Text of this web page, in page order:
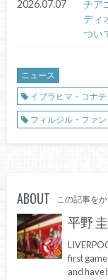
2026.07.07
チア
ディ
つい
ニュース
イブラヒマ・コナテ
フィルジル・ファ
ABOUT この記事を
平野
first
and have